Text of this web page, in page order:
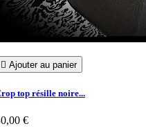
 Ajouter au panier
top résille noire...
€